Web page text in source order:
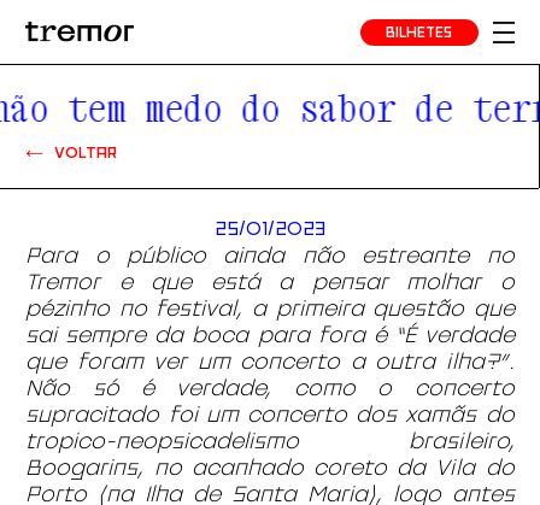
BILHETES
tem medo do sabor de
VOLTAR
25/01/2023
Para o público ainda não estreante no
Tremor e que está a pensar molhar o
pézinho no festival, a primeira questão que
sai sempre da boca para fora é “É verdade
que foram ver um concerto a outra ilha?”.
Não só é verdade, como o concerto
supracitado foi um concerto dos xamãs do
tropico-neopsicadelismo brasileiro,
Boogarins, no acanhado coreto da Vila do
Porto (na Ilha de Santa Maria), logo antes